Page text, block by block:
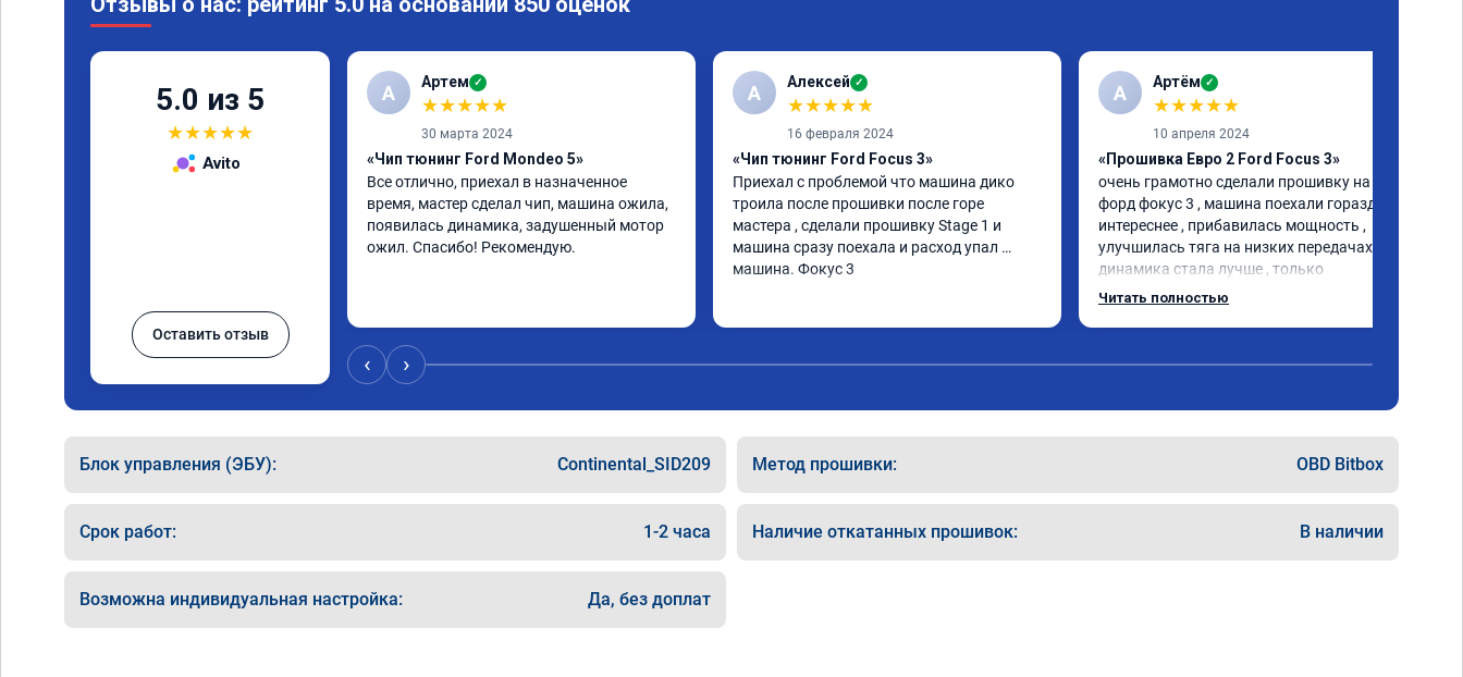
5.0 из 5
★★★★★
Avito
Оставить отзыв
А Артем ✓
★★★★★
30 марта 2024
«Чип тюнинг Ford Mondeo 5»
Все отлично, приехал в назначенное
время, мастер сделал чип, машина ожила,
появилась динамика, задушенный мотор
ожил. Спасибо! Рекомендую.
А Алексей ✓
★★★★★
16 февраля 2024
«Чип тюнинг Ford Focus 3»
Приехал с проблемой что машина дико
троила после прошивки после горе
мастера , сделали прошивку Stage 1 и
машина сразу поехала и расход упал
машина. Фокус 3
А Артём ✓
★★★★★
10 апреля 2024
«Прошивка Евро 2 Ford Focus 3»
очень грамотно сделали прошивку на
форд фокус 3 , машина поехали гораздо
интереснее , прибавилась мощность ,
улучшилась тяга на низких передачах ,
динамика стала лучше , только
позитивные эмоции , цена
Читать полностью
‹ ›
Блок управления (ЭБУ): Continental_SID209 Метод прошивки: OBD Bitbox
Срок работ: 1-2 часа Наличие откатанных прошивок: В наличии
Возможна индивидуальная настройка: Да, без доплат